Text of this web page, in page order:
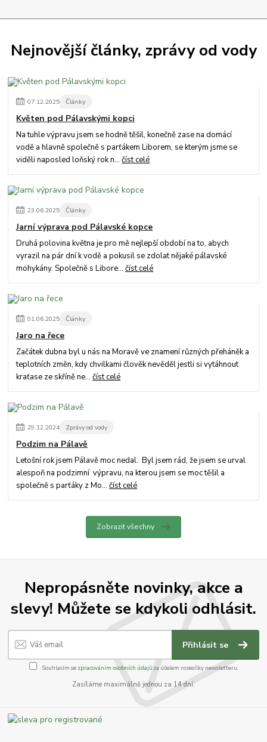
Nejnovější články, zprávy od vody
07.12.2025 Články
Květen pod Pálavskými kopci
Na tuhle výpravu jsem se hodně těšil, konečně zase na domácí
vodě a hlavně společně s parťákem Liborem, se kterým jsme se
viděli naposled loňský rok n...číst celé
23.06.2025 Články
Jarní výprava pod Pálavské kopce
Druhá polovina května je pro mě nejlepší období na to, abych
vyrazil na pár dní k vodě a pokusil se zdolat nějaké pálavské
mohykány. Společně s Libore...číst celé
01.06.2025 Články
Jaro na řece
Začátek dubna byl u nás na Moravě ve znamení různých přeháněk a
teplotních změn, kdy chvilkami člověk nevěděl jestli si vytáhnout
kraťase ze skříně ne...číst celé
29.12.2024 Zprávy od vody
Podzim na Pálavě
Letošní rok jsem Pálavě moc nedal. Byl jsem rád, že jsem se urval
alespoň na podzimní výpravu, na kterou jsem se moc těšil a
společně s parťáky z Mo...číst celé
Zobrazit všechny
Nepropásněte novinky, akce a
slevy! Můžete se kdykoli odhlásit.
Přihlásit se
Souhlasím se zpracováním osobních údajůza účelem rozesílky newsletteru.
Zasíláme maximálně jednou za 14 dní.